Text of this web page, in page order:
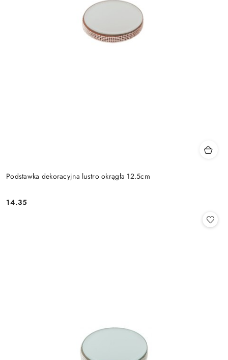
Podstawka dekoracyjna lustro okrągła 12.5cm
Cena:
14.35